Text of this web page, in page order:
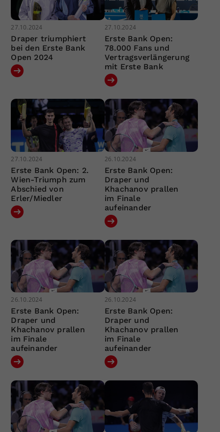
27.10.2024
Draper triumphiert
bei den Erste Bank
Open 2024
27.10.2024
Erste Bank Open:
78.000 Fans und
Vertragsverlängerung
mit Erste Bank
27.10.2024
Erste Bank Open: 2.
Wien-Triumph zum
Abschied von
Erler/Miedler
26.10.2024
Erste Bank Open:
Draper und
Khachanov prallen
im Finale
aufeinander
26.10.2024
Erste Bank Open:
Draper und
Khachanov prallen
im Finale
aufeinander
26.10.2024
Erste Bank Open:
Draper und
Khachanov prallen
im Finale
aufeinander